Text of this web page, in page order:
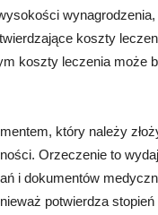
koszty
koszty leczenia może
który należy
Orzeczenie to
i dokumentów
potwierdza